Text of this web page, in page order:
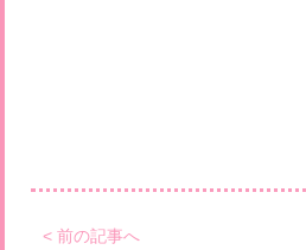
< 前の記事へ